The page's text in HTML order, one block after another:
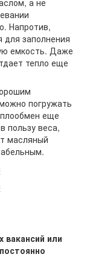
Напротив,
для заполнения
емкость. Даже
тепло еще
погружать
еще
пользу веса,
масляный
или